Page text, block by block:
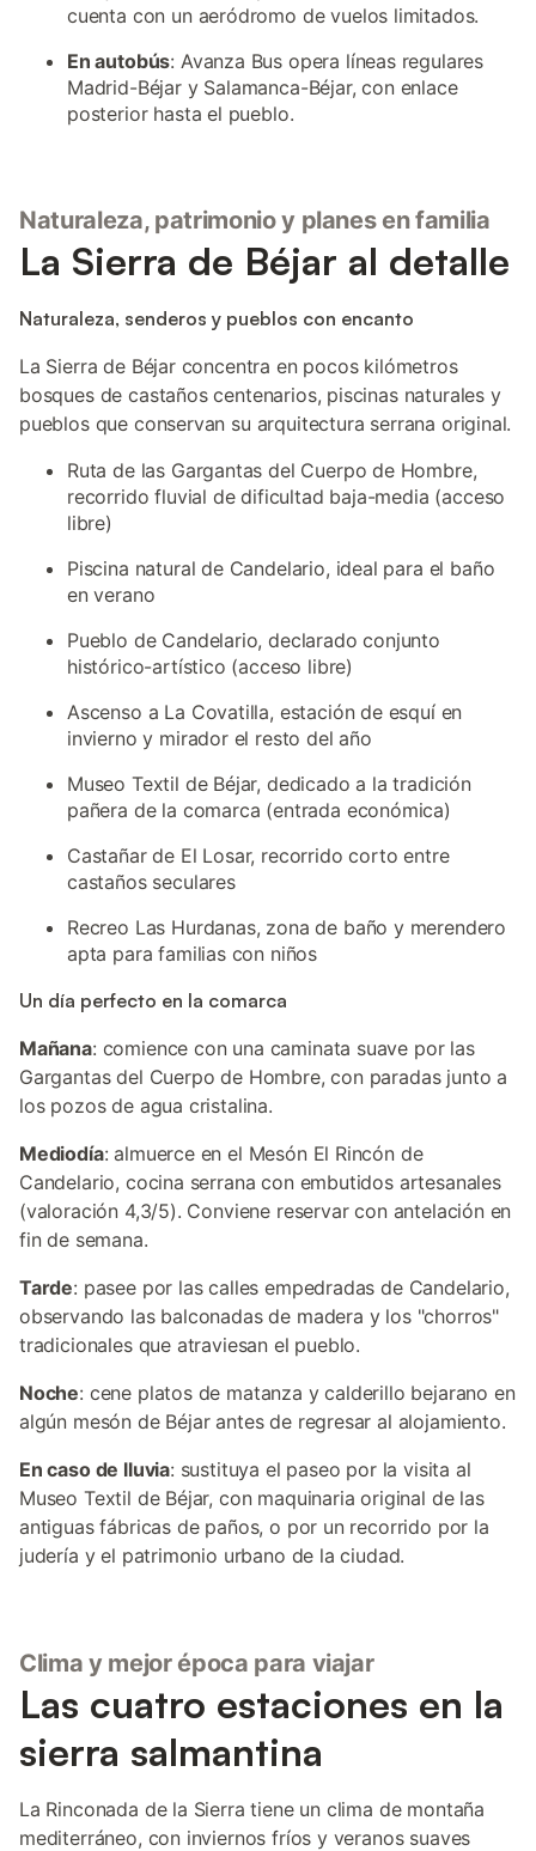
cuenta con un aeródromo de vuelos limitados.
En autobús: Avanza Bus opera líneas regulares
Madrid-Béjar y Salamanca-Béjar, con enlace
posterior hasta el pueblo.
Naturaleza, patrimonio y planes en familia
La Sierra de Béjar al detalle
Naturaleza, senderos y pueblos con encanto
La Sierra de Béjar concentra en pocos kilómetros
bosques de castaños centenarios, piscinas naturales y
pueblos que conservan su arquitectura serrana original.
Ruta de las Gargantas del Cuerpo de Hombre,
recorrido fluvial de dificultad baja-media (acceso
libre)
Piscina natural de Candelario, ideal para el baño
en verano
Pueblo de Candelario, declarado conjunto
histórico-artístico (acceso libre)
Ascenso a La Covatilla, estación de esquí en
invierno y mirador el resto del año
Museo Textil de Béjar, dedicado a la tradición
pañera de la comarca (entrada económica)
Castañar de El Losar, recorrido corto entre
castaños seculares
Recreo Las Hurdanas, zona de baño y merendero
apta para familias con niños
Un día perfecto en la comarca
Mañana: comience con una caminata suave por las
Gargantas del Cuerpo de Hombre, con paradas junto a
los pozos de agua cristalina.
Mediodía: almuerce en el Mesón El Rincón de
Candelario, cocina serrana con embutidos artesanales
(valoración 4,3/5). Conviene reservar con antelación en
fin de semana.
Tarde: pasee por las calles empedradas de Candelario,
observando las balconadas de madera y los "chorros"
tradicionales que atraviesan el pueblo.
Noche: cene platos de matanza y calderillo bejarano en
algún mesón de Béjar antes de regresar al alojamiento.
En caso de lluvia: sustituya el paseo por la visita al
Museo Textil de Béjar, con maquinaria original de las
antiguas fábricas de paños, o por un recorrido por la
judería y el patrimonio urbano de la ciudad.
Clima y mejor época para viajar
Las cuatro estaciones en la
sierra salmantina
La Rinconada de la Sierra tiene un clima de montaña
mediterráneo, con inviernos fríos y veranos suaves